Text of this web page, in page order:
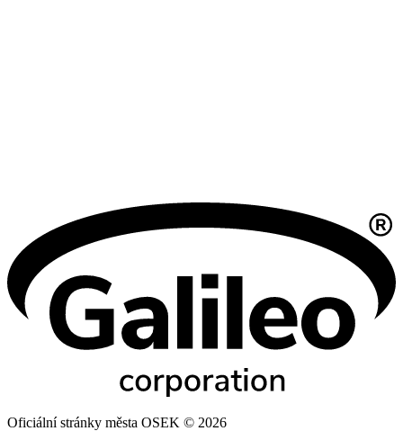
Oficiální stránky města OSEK © 2026